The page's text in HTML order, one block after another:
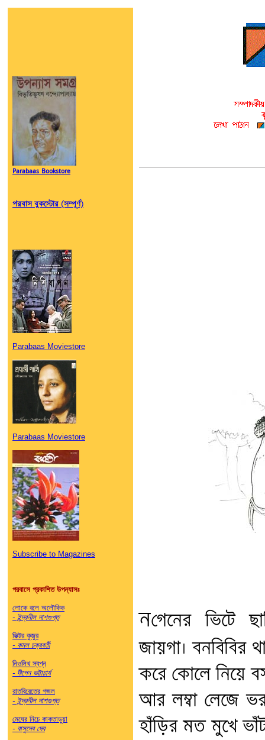
Parabaas Bookstore
পরবাস বুকস্টোর (সম্পূর্ণ)
Parabaas Moviestore
Parabaas Moviestore
Subscribe to Magazines
পরবাসে প্রকাশিত উপন্যাসঃ
লোকে বলে অলৌকিক
- ইন্দ্রনীল দাশগুপ্ত
ভিক্টর কুজুর
- কমল চক্রবর্তী
নিওলিথ স্বপ্ন
- দীপেন ভট্টাচার্য
রাতবিরেতের গজল
- ইন্দ্রনীল দাশগুপ্ত
মেঘের নিচে কাকতাড়ুয়া
- বাসুদেব দেব
নগেনের ভিটে
জায়গা। বনবিবির
করে কোলে নিয়ে
আর লম্বা লেজে
হাঁড়ির মত মুখে